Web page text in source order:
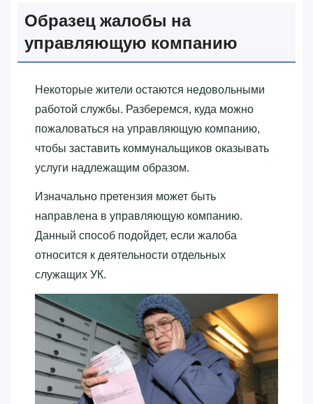
Образец жалобы на
управляющую компанию
Некоторые жители остаются недовольными
работой службы. Разберемся, куда можно
пожаловаться на управляющую компанию,
чтобы заставить коммунальщиков оказывать
услуги надлежащим образом.
Изначально претензия может быть
направлена в управляющую компанию.
Данный способ подойдет, если жалоба
относится к деятельности отдельных
служащих УК.